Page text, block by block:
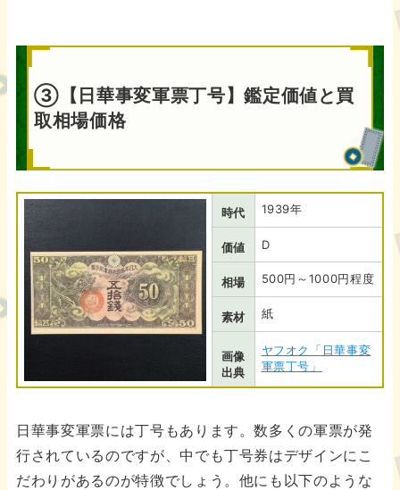
③【日華事変軍票丁号】鑑定価値と買
取相場価格
時代 1939年
価値 D
相場 500円～1000円程度
素材 紙
画像
出典
ヤフオク「日華事変
軍票丁号」
日華事変軍票には丁号もあります。数多くの軍票が発
行されているのですが、中でも丁号券はデザインにこ
だわりがあるのが特徴でしょう。他にも以下のような